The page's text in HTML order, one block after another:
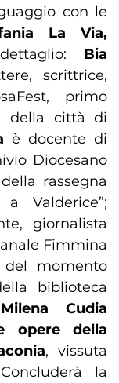
con le
La Via,
Bia
scrittrice,
primo
della città di
è docente di
Diocesano
rassegna
a Valderice”;
giornalista
Fimmina
momento
biblioteca
Cudia
opere della
, vissuta
la